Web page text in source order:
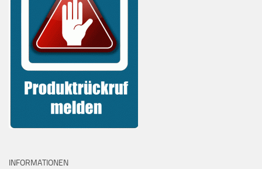
INFORMATIONEN